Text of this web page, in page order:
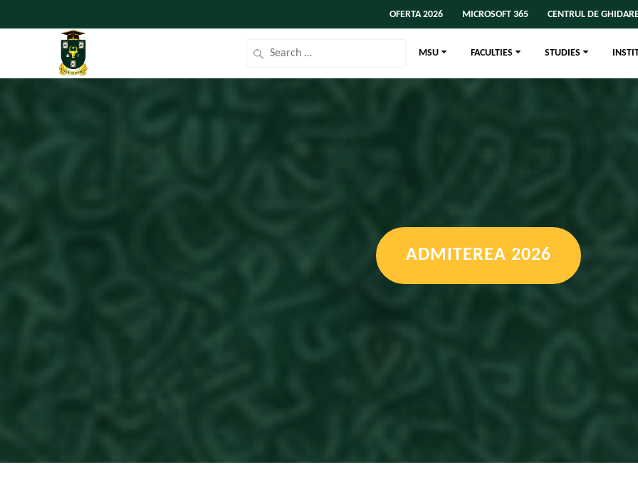
OFERTA 2026 MICROSOFT 365 CENTRUL DE
MSU FACULTIES STUDIES
ADMITEREA 2026